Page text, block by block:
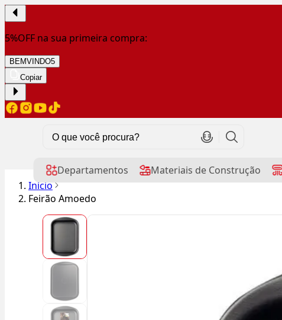
5%OFF na sua primeira compra:
BEMVINDO5
Copiar
Departamentos Materiais de Construção
Início
Feirão Amoedo